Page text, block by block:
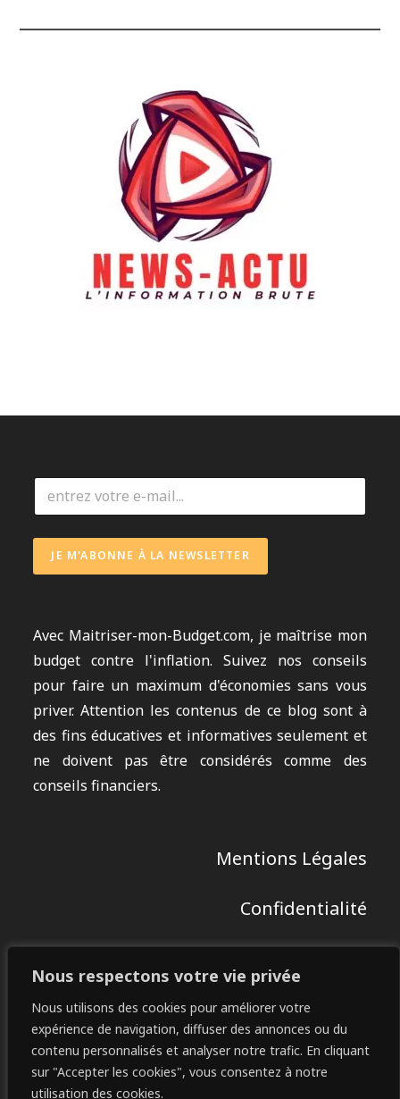
Nous respectons votre vie privée
Nous utilisons des cookies pour améliorer votre
expérience de navigation, diffuser des annonces ou du
contenu personnalisés et analyser notre trafic. En cliquant
sur "Accepter les cookies", vous consentez à notre
utilisation des cookies.
E
m
a
i
*
JE M'ABONNE À LA NEWSLETTER
Avec Maitriser-mon-Budget.com, je maîtrise mon
budget contre l'inflation. Suivez nos conseils
pour faire un maximum d'économies sans vous
priver. Attention les contenus de ce blog sont à
des fins éducatives et informatives seulement et
ne doivent pas être considérés comme des
conseils financiers.
Mentions Légales
Confidentialité
Restez Connectés :